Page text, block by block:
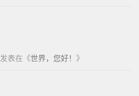
发表在《世界，您好！ 》